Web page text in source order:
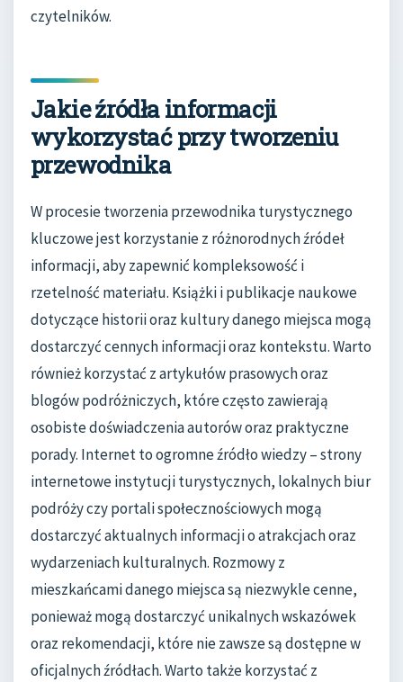
czytelników.
Jakie źródła informacji
wykorzystać przy tworzeniu
przewodnika
W procesie tworzenia przewodnika turystycznego
kluczowe jest korzystanie z różnorodnych źródeł
informacji, aby zapewnić kompleksowość i
rzetelność materiału. Książki i publikacje naukowe
dotyczące historii oraz kultury danego miejsca mogą
dostarczyć cennych informacji oraz kontekstu. Warto
również korzystać z artykułów prasowych oraz
blogów podróżniczych, które często zawierają
osobiste doświadczenia autorów oraz praktyczne
porady. Internet to ogromne źródło wiedzy – strony
internetowe instytucji turystycznych, lokalnych biur
podróży czy portali społecznościowych mogą
dostarczyć aktualnych informacji o atrakcjach oraz
wydarzeniach kulturalnych. Rozmowy z
mieszkańcami danego miejsca są niezwykle cenne,
ponieważ mogą dostarczyć unikalnych wskazówek
oraz rekomendacji, które nie zawsze są dostępne w
oficjalnych źródłach. Warto także korzystać z